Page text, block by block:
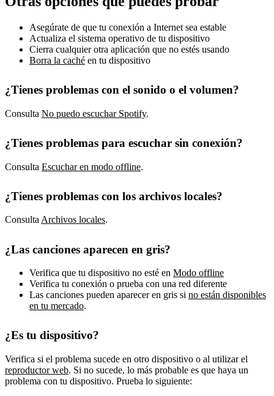
Asegúrate de que tu conexión a Internet sea estable
Actualiza el sistema operativo de tu dispositivo
Cierra cualquier otra aplicación que no estés usando
Borra la caché en tu dispositivo
¿Tienes problemas con el sonido o el volumen?
Consulta No puedo escuchar Spotify.
¿Tienes problemas para escuchar sin conexión?
Consulta Escuchar en modo offline.
¿Tienes problemas con los archivos locales?
ConsultaArchivos locales.
¿Las canciones aparecen en gris?
Verifica que tu dispositivo no esté en Modo offline
Verifica tu conexión o prueba con una red diferente
Las canciones pueden aparecer en gris si no están disponibles
en tu mercado.
¿Es tu dispositivo?
Verifica si el problema sucede en otro dispositivo o al utilizar el
reproductor web. Si no sucede, lo más probable es que haya un
problema con tu dispositivo. Prueba lo siguiente: